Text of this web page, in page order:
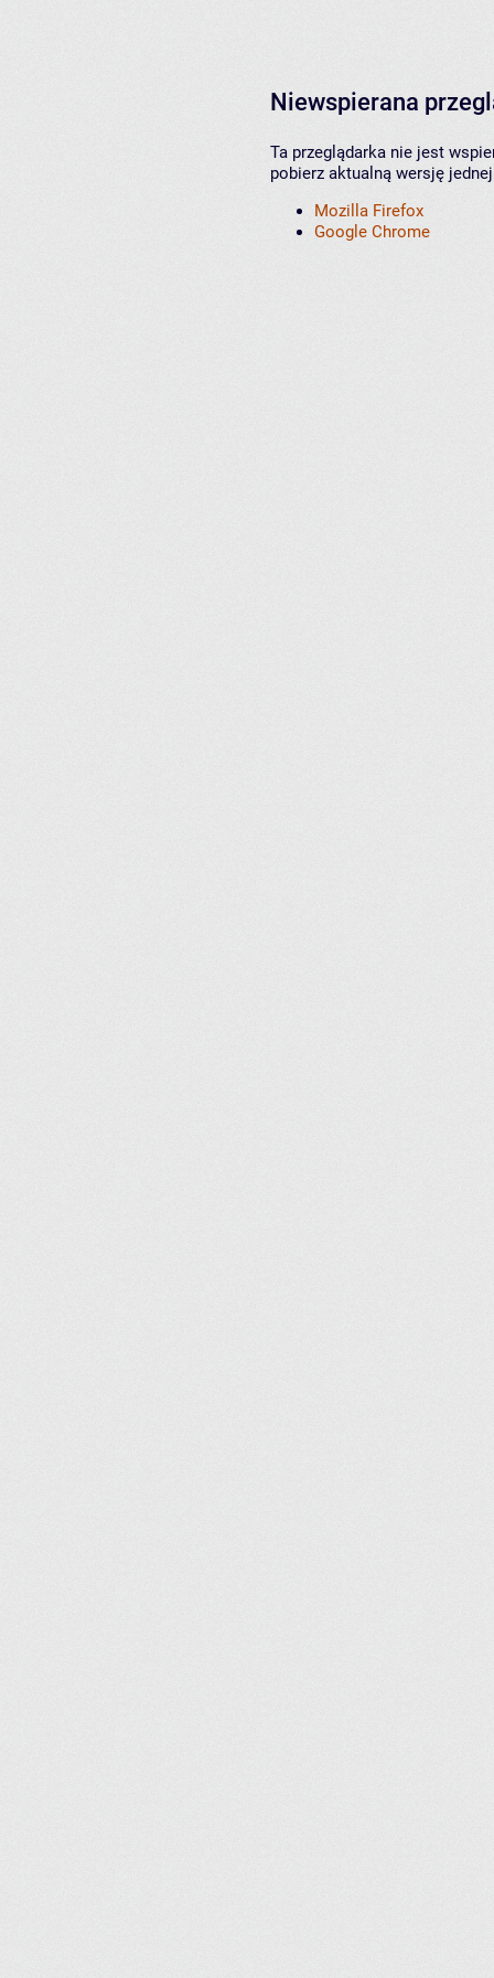
Niewspierana
Ta przeglądarka nie jest
pobierz aktualną wersję
Mozilla Firefox
Google Chrome